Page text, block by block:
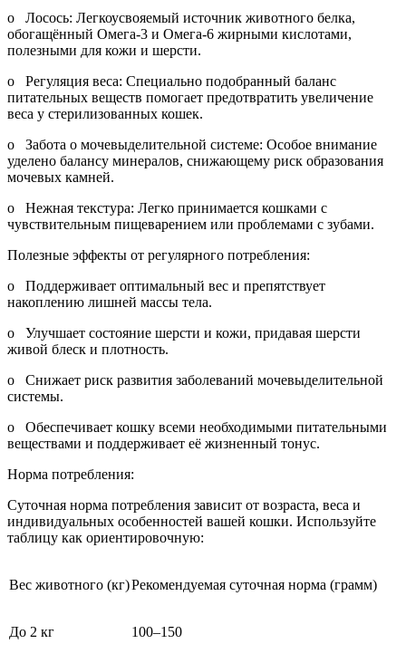
o Лосось: Легкоусвояемый источник животного белка,
обогащённый Омега-3 и Омега-6 жирными кислотами,
полезными для кожи и шерсти.
o Регуляция веса: Специально подобранный баланс
питательных веществ помогает предотвратить увеличение
веса у стерилизованных кошек.
o Забота о мочевыделительной системе: Особое внимание
уделено балансу минералов, снижающему риск образования
мочевых камней.
o Нежная текстура: Легко принимается кошками с
чувствительным пищеварением или проблемами с зубами.
Полезные эффекты от регулярного потребления:
o Поддерживает оптимальный вес и препятствует
накоплению лишней массы тела.
o Улучшает состояние шерсти и кожи, придавая шерсти
живой блеск и плотность.
o Снижает риск развития заболеваний мочевыделительной
системы.
o Обеспечивает кошку всеми необходимыми питательными
веществами и поддерживает её жизненный тонус.
Норма потребления:
Суточная норма потребления зависит от возраста, веса и
индивидуальных особенностей вашей кошки. Используйте
таблицу как ориентировочную:
Вес животного (кг)Рекомендуемая суточная норма (грамм)
До 2 кг 100–150